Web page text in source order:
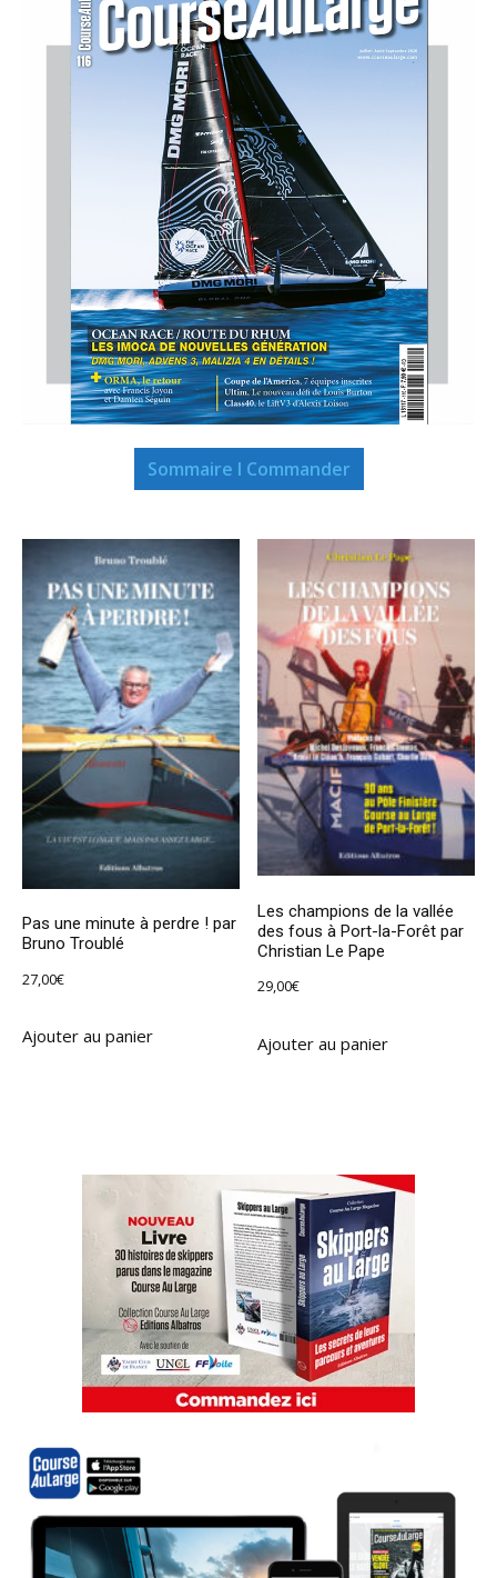
Sommaire I Commander
Pas une minute à perdre ! par
Bruno Troublé
27,00€
Ajouter au panier
Les champions de la vallée
des fous à Port-la-Forêt par
Christian Le Pape
29,00€
Ajouter au panier